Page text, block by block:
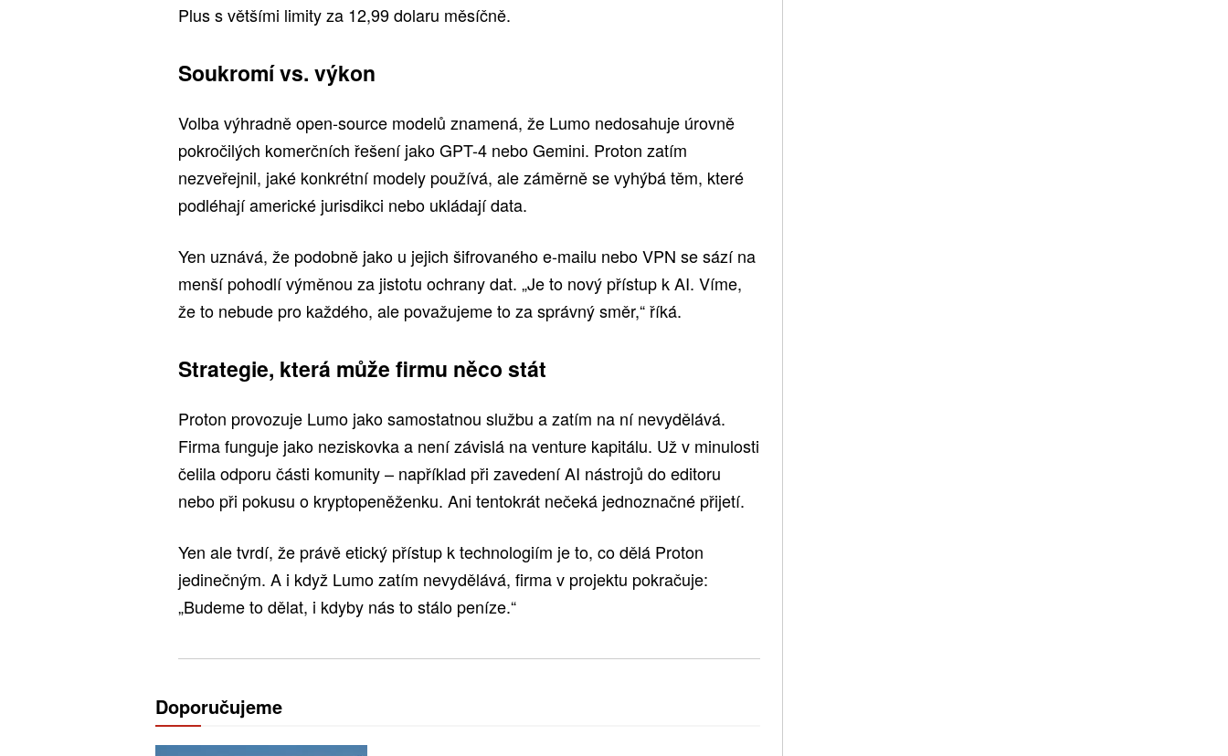
Plus s většími limity za 12,99 dolaru měsíčně.
Soukromí vs. výkon
Volba výhradně open-source modelů znamená, že Lumo nedosahuje úrovně
pokročilých komerčních řešení jako GPT-4 nebo Gemini. Proton zatím
nezveřejnil, jaké konkrétní modely používá, ale záměrně se vyhýbá těm, které
podléhají americké jurisdikci nebo ukládají data.
Yen uznává, že podobně jako u jejich šifrovaného e-mailu nebo VPN se sází na
menší pohodlí výměnou za jistotu ochrany dat. „Je to nový přístup k AI. Víme,
že to nebude pro každého, ale považujeme to za správný směr,“ říká.
Strategie, která může firmu něco stát
Proton provozuje Lumo jako samostatnou službu a zatím na ní nevydělává.
Firma funguje jako neziskovka a není závislá na venture kapitálu. Už v minulosti
čelila odporu části komunity – například při zavedení AI nástrojů do editoru
nebo při pokusu o kryptopeněženku. Ani tentokrát nečeká jednoznačné přijetí.
Yen ale tvrdí, že právě etický přístup k technologiím je to, co dělá Proton
jedinečným. A i když Lumo zatím nevydělává, firma v projektu pokračuje:
„Budeme to dělat, i kdyby nás to stálo peníze.“
Doporučujeme